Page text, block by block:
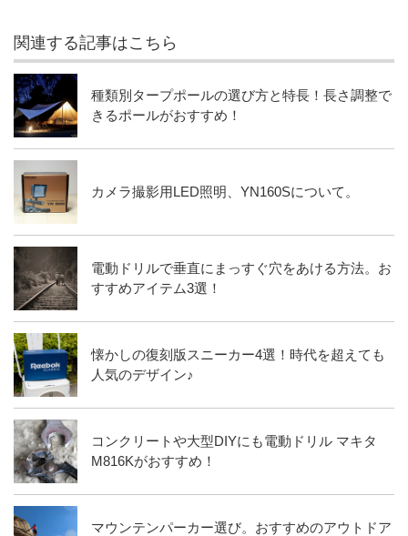
関連する記事はこちら
種類別タープポールの選び方と特長！長さ調整で
きるポールがおすすめ！
カメラ撮影用LED照明、YN160Sについて。
電動ドリルで垂直にまっすぐ穴をあける方法。お
すすめアイテム3選！
懐かしの復刻版スニーカー4選！時代を超えても
人気のデザイン♪
コンクリートや大型DIYにも電動ドリル マキタ
M816Kがおすすめ！
マウンテンパーカー選び。おすすめのアウトドア